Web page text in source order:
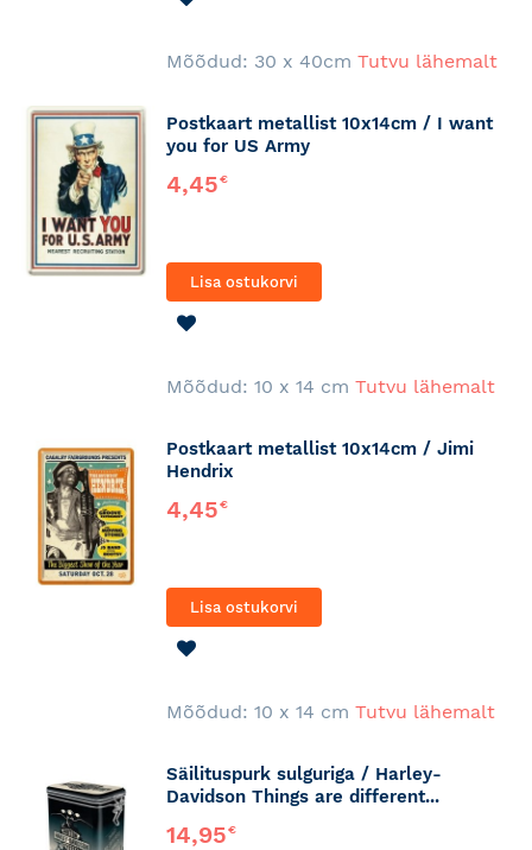
Mõõdud: 30 x 40cm Tutvu lähemalt
Postkaart metallist 10x14cm / I want
you for US Army
4,45€
Lisa ostukorvi
Mõõdud: 10 x 14 cm Tutvu lähemalt
Postkaart metallist 10x14cm / Jimi
Hendrix
4,45€
Lisa ostukorvi
Mõõdud: 10 x 14 cm Tutvu lähemalt
Säilituspurk sulguriga / Harley-
Davidson Things are different...
14,95€